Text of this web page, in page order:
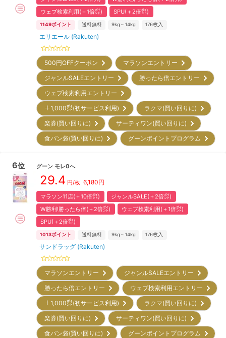
ウェブ検索利用(＋1倍㌽)
SPU(＋2倍㌽)
1149ポイント 送料無料 9kg～14kg 176枚入
エリエール (Rakuten)
500円OFFクーポン
マラソンエントリー
ジャンルSALEエントリー
勝ったら倍エントリー
ウェブ検索利用エントリー
＋1,000㌽(初サービス利用)
ラクマ(買い回りに)
楽券(買い回りに)
サーティワン(買い回りに)
食パン袋(買い回りに)
グーンポイントプログラム
6位 グーン モレ0へ
29.4 円/枚 6,180円
マラソン11店(＋10倍㌽)
ジャンルSALE(＋2倍㌽)
W勝利!勝ったら倍(＋2倍㌽)
ウェブ検索利用(＋1倍㌽)
SPU(＋2倍㌽)
1013ポイント 送料無料 9kg～14kg 176枚入
サンドラッグ (Rakuten)
マラソンエントリー
ジャンルSALEエントリー
勝ったら倍エントリー
ウェブ検索利用エントリー
＋1,000㌽(初サービス利用)
ラクマ(買い回りに)
楽券(買い回りに)
サーティワン(買い回りに)
食パン袋(買い回りに)
グーンポイントプログラム